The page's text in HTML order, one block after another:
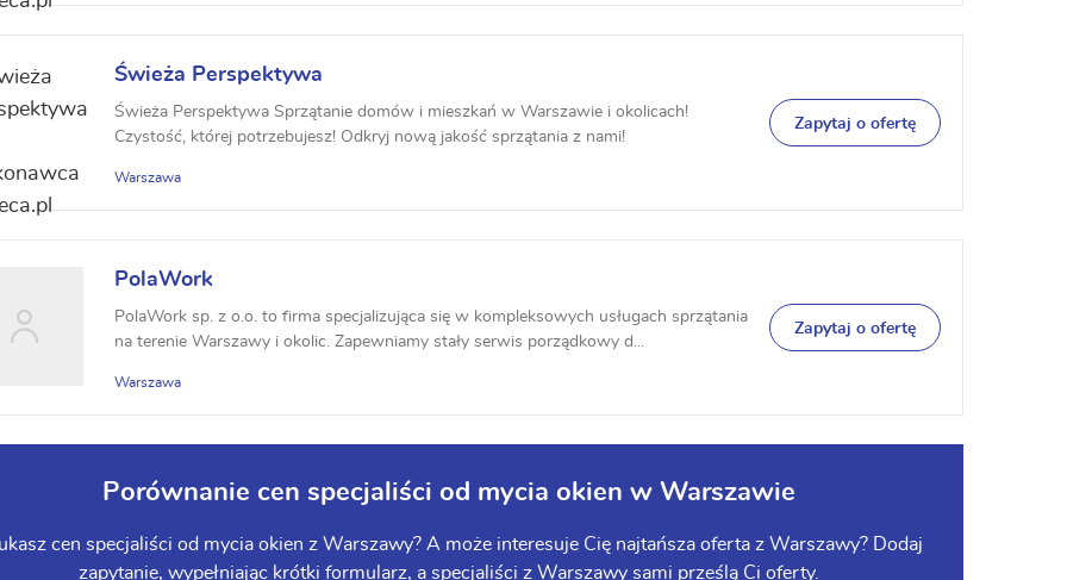
Świeża Perspektywa
Świeża Perspektywa Sprzątanie domów i mieszkań w Warszawie i okolicach!
Czystość, której potrzebujesz! Odkryj nową jakość sprzątania z nami!
Warszawa
Zapytaj o ofertę
PolaWork
PolaWork sp. z o.o. to firma specjalizująca się w kompleksowych usługach sprzątania
na terenie Warszawy i okolic. Zapewniamy stały serwis porządkowy d...
Warszawa
Zapytaj o ofertę
Porównanie cen specjaliści od mycia okien w Warszawie
cen specjaliści od mycia okien z Warszawy? A może interesuje Cię najtańsza oferta z Warszawy? Dodaj
zapytanie, wypełniając krótki formularz, a specjaliści z Warszawy sami prześlą Ci oferty.